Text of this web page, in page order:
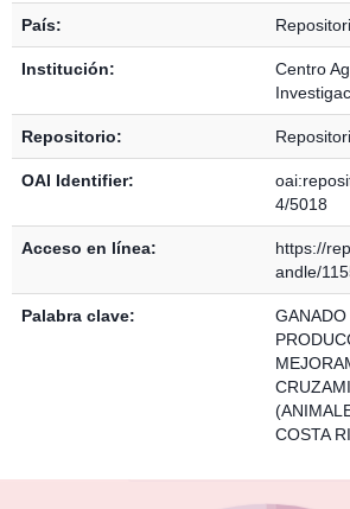
País:
Institución:
Centro
Repositorio:
OAI Identifier:
4/5018
Acceso en línea:
https://
andle/
Palabra clave:
COSTA